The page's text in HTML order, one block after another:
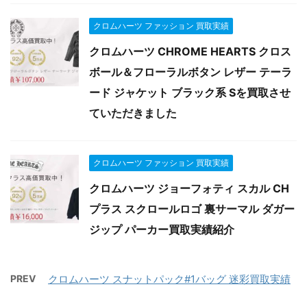
クロムハーツ ファッション 買取実績
クロムハーツ CHROME HEARTS クロス
ボール＆フローラルボタン レザー テーラ
ード ジャケット ブラック系 Sを買取させ
ていただきました
クロムハーツ ファッション 買取実績
クロムハーツ ジョーフォティ スカル CH
プラス スクロールロゴ 裏サーマル ダガー
ジップ パーカー買取実績紹介
PREV
クロムハーツ スナットパック#1バッグ 迷彩買取実績